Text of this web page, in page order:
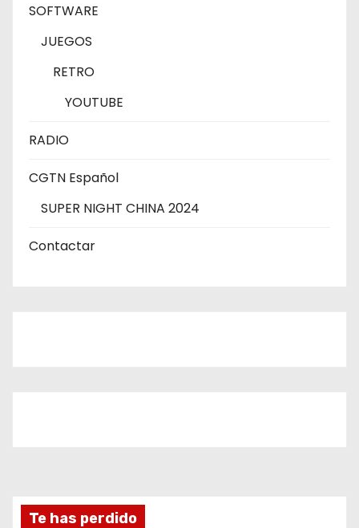
SOFTWARE
JUEGOS
RETRO
YOUTUBE
RADIO
CGTN Español
SUPER NIGHT CHINA 2024
Contactar
Te has perdido